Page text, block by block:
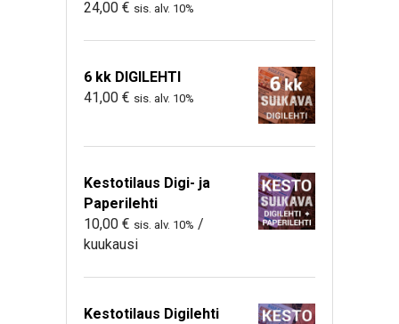
24,00 € sis. alv. 10%
6 kk DIGILEHTI
41,00 € sis. alv. 10%
Kestotilaus Digi- ja
Paperilehti
10,00 € sis. alv. 10% /
kuukausi
Kestotilaus Digilehti